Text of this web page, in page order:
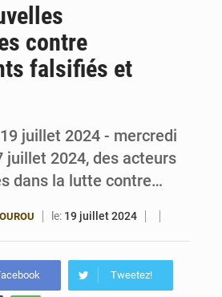
contre
falsifiés et
juillet 2024 - mercredi
juillet 2024, des acteurs
dans la lutte contre…
le: 19 juillet 2024
Tweetez!